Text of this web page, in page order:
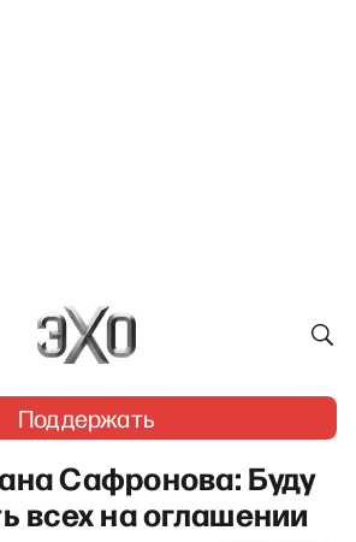
Поддержать
Сафронова: Буду
всех на оглашении